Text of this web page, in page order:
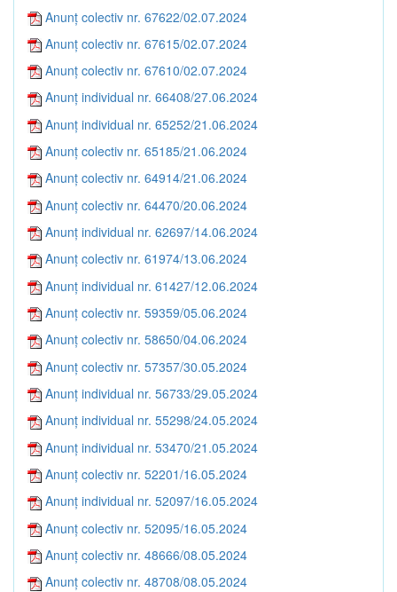
Anunț colectiv nr. 67622/02.07.2024
Anunț colectiv nr. 67615/02.07.2024
Anunț colectiv nr. 67610/02.07.2024
Anunț individual nr. 66408/27.06.2024
Anunț individual nr. 65252/21.06.2024
Anunț colectiv nr. 65185/21.06.2024
Anunț colectiv nr. 64914/21.06.2024
Anunț colectiv nr. 64470/20.06.2024
Anunț individual nr. 62697/14.06.2024
Anunț colectiv nr. 61974/13.06.2024
Anunț individual nr. 61427/12.06.2024
Anunț colectiv nr. 59359/05.06.2024
Anunț colectiv nr. 58650/04.06.2024
Anunț colectiv nr. 57357/30.05.2024
Anunț individual nr. 56733/29.05.2024
Anunț individual nr. 55298/24.05.2024
Anunț individual nr. 53470/21.05.2024
Anunț colectiv nr. 52201/16.05.2024
Anunț individual nr. 52097/16.05.2024
Anunț colectiv nr. 52095/16.05.2024
Anunț colectiv nr. 48666/08.05.2024
Anunț colectiv nr. 48708/08.05.2024